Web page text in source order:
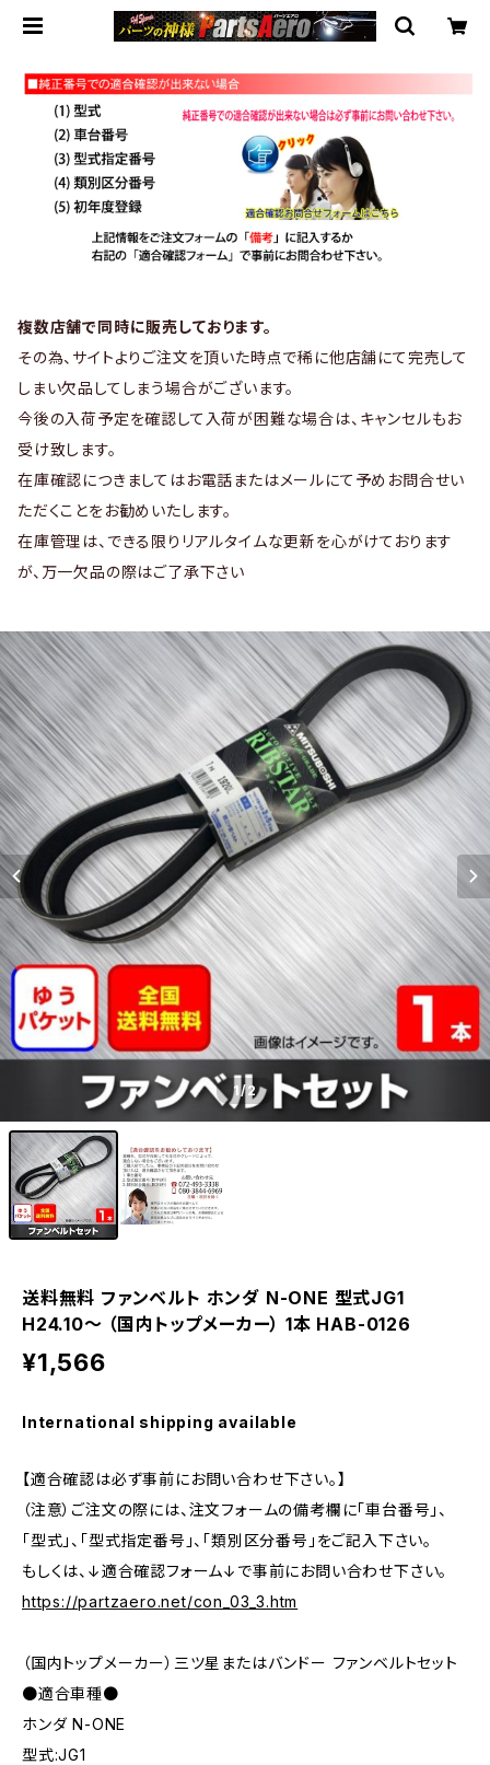
複数店舗で同時に販売しております。
その為、サイトよりご注文を頂いた時点で稀に他店舗にて完売して
しまい欠品してしまう場合がございます。
今後の入荷予定を確認して入荷が困難な場合は、キャンセルもお
受け致します。
在庫確認につきましてはお電話またはメールにて予めお問合せい
ただくことをお勧めいたします。
在庫管理は、できる限りリアルタイムな更新を心がけております
が、万一欠品の際はご了承下さい
1/2
送料無料 ファンベルト ホンダ N-ONE 型式JG1
H24.10～ （国内トップメーカー） 1本 HAB-0126
¥1,566
International shipping available
【適合確認は必ず事前にお問い合わせ下さい。】
（注意）ご注文の際には、注文フォームの備考欄に「車台番号」、
「型式」、「型式指定番号」、「類別区分番号」をご記入下さい。
もしくは、↓適合確認フォーム↓で事前にお問い合わせ下さい。
https://partzaero.net/con_03_3.htm
（国内トップメーカー）三ツ星またはバンドー ファンベルトセット
●適合車種●
ホンダ N-ONE
型式:JG1